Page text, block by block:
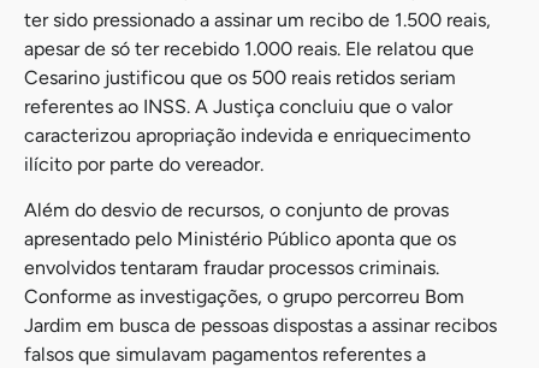
ter sido pressionado a assinar um recibo de 1.500 reais,
apesar de só ter recebido 1.000 reais. Ele relatou que
Cesarino justificou que os 500 reais retidos seriam
referentes ao INSS. A Justiça concluiu que o valor
caracterizou apropriação indevida e enriquecimento
ilícito por parte do vereador.
Além do desvio de recursos, o conjunto de provas
apresentado pelo Ministério Público aponta que os
envolvidos tentaram fraudar processos criminais.
Conforme as investigações, o grupo percorreu Bom
Jardim em busca de pessoas dispostas a assinar recibos
falsos que simulavam pagamentos referentes a